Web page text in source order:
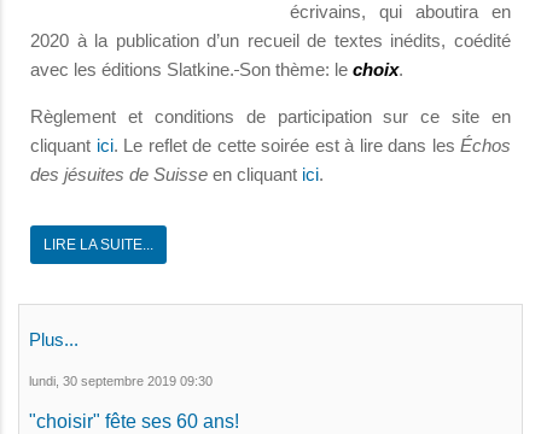
écrivains, qui aboutira en
2020 à la publication d’un recueil de textes inédits, coédité
avec les éditions Slatkine. Son thème: le choix.
Règlement et conditions de participation sur ce site en
cliquant ici. Le reflet de cette soirée est à lire dans les Échos
des jésuites de Suisse en cliquant ici.
LIRE LA SUITE...
Plus...
lundi, 30 septembre 2019 09:30
"choisir" fête ses 60 ans!